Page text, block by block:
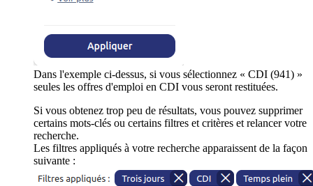
Dans l'exemple ci-dessus, si vous sélectionnez « CDI (941) »
seules les offres d'emploi en CDI vous seront restituées.
Si vous obtenez trop peu de résultats, vous pouvez supprimer
certains mots-clés ou certains filtres et critères et relancer votre
recherche.
Les filtres appliqués à votre recherche apparaissent de la façon
suivante :